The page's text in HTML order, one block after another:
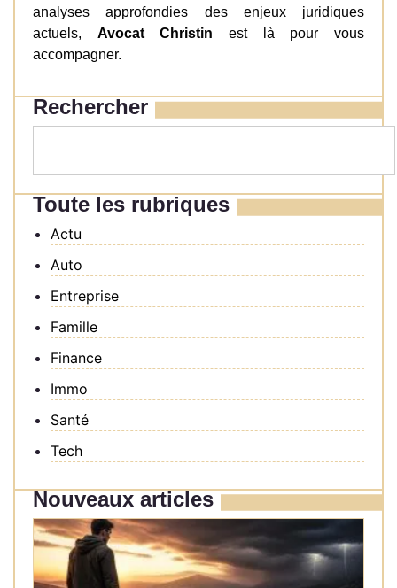
analyses approfondies des enjeux juridiques
actuels, Avocat Christin est là pour vous
accompagner.
Rechercher
Toute les rubriques
Actu
Auto
Entreprise
Famille
Finance
Immo
Santé
Tech
Nouveaux articles